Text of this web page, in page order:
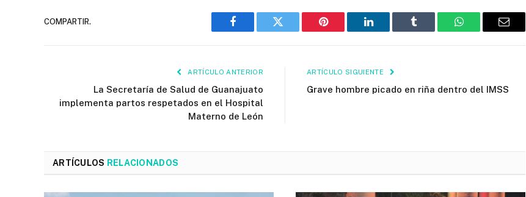
COMPARTIR.
Facebook Twitter Pinterest LinkedIn Tumblr WhatsAppEmail
ARTÍCULO ANTERIOR
La Secretaría de Salud de Guanajuato
implementa partos respetados en el Hospital
Materno de León
ARTÍCULO SIGUIENTE
Grave hombre picado en riña dentro del IMSS
ARTÍCULOS RELACIONADOS